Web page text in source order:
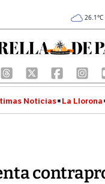
26.1°C
Noticias La Llorona